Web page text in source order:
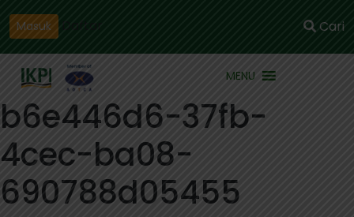
Masuk Cari
MENU
b6e446d6-37fb-
4cec-ba08-
690788d05455